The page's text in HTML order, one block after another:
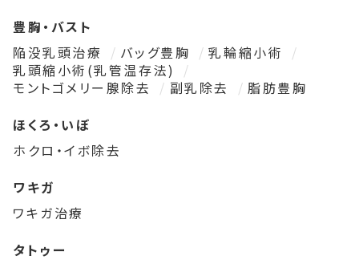
豊胸・バスト
陥没乳頭治療
バッグ豊胸
乳輪縮小術
乳頭縮小術(乳管温存法)
モントゴメリー腺除去
副乳除去
脂肪豊胸
ほくろ・いぼ
ホクロ・イボ除去
ワキガ
ワキガ治療
タトゥー